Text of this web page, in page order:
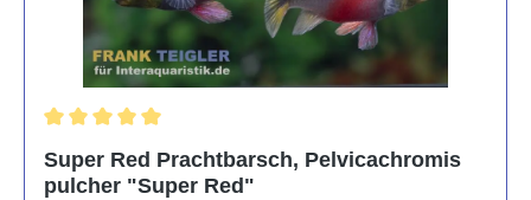
Super Red Prachtbarsch, Pelvicachromis
pulcher "Super Red"